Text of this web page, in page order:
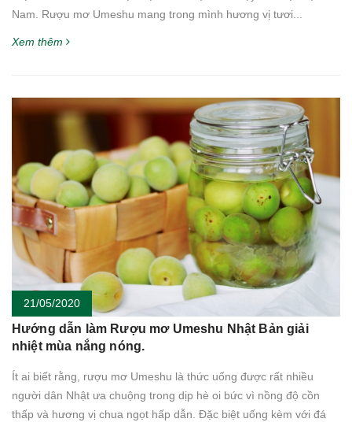
Nam. Rượu mơ Umeshu mang trong mình hương vị tươi...
Xem thêm
21/05/2020
Hướng dẫn làm Rượu mơ Umeshu Nhật Bản giải
nhiệt mùa nắng nóng.
Ít ai biết rằng, rượu mơ Umeshu là thức uống được rất nhiều
người dân Nhật ưa chuộng trong dịp hè oi bức vì nồng độ cồn
thấp và hương vị chua ngọt hấp dẫn. Đặc biệt uống kèm với đá